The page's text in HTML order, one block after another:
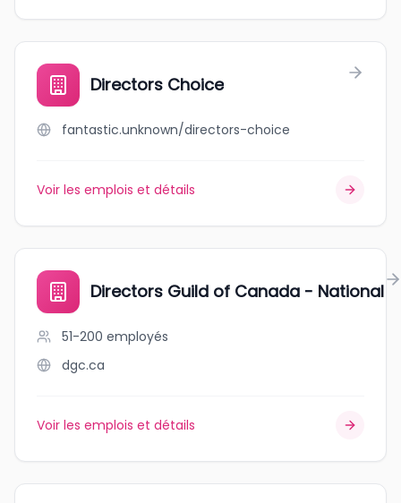
Directors Choice
fantastic.unknown/directors-choice
Voir les emplois et détails
Directors Guild of Canada - National
51-200 employés
dgc.ca
Voir les emplois et détails